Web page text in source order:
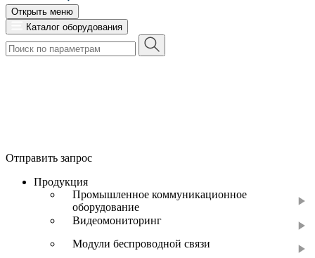
Открыть меню
Каталог оборудования
Отправить запрос
Продукция
Промышленное коммуникационное
оборудование
Видеомониторинг
Модули беспроводной связи